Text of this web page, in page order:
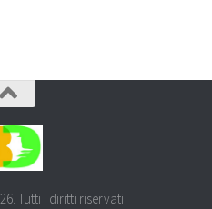
Tutti i diritti riservati